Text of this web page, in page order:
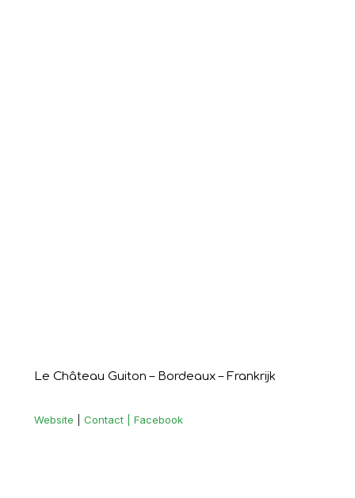
Le Château Guiton – Bordeaux – Frankrijk
Website Contact | Facebook